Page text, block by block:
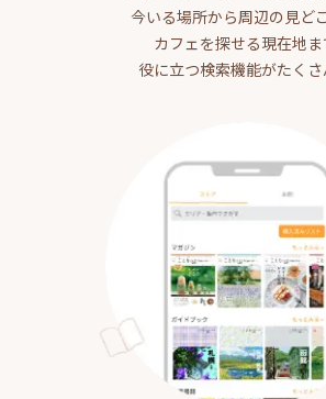
今いる場所から周辺の見ど
カフェを探せる現在地ま
役に立つ検索機能がたくさ